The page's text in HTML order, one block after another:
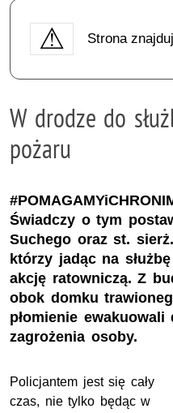
Strona
W drodze do
pożaru
Świadczy o tym
Suchego oraz st.
którzy jadąc na
akcję ratowniczą. Z
obok domku
płomienie
zagrożenia osoby.
Policjantem jest się cały
czas, nie tylko będąc w